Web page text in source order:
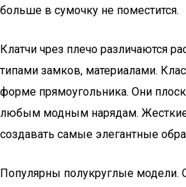
больше в сумочку не поместится.
Клатчи чрез плечо различаются
типами замков, материалами.
форме прямоугольника. Они
любым модным нарядам.
создавать самые элегантные
Популярны полукруглые модели.